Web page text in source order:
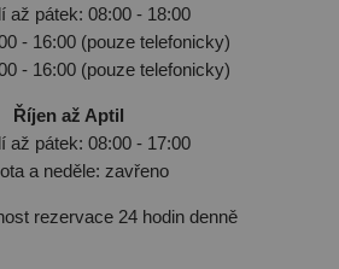
až pátek: 08:00 - 18:00
- 16:00 (pouze telefonicky)
- 16:00 (pouze telefonicky)
Říjen až Aptil
až pátek: 08:00 - 17:00
a neděle: zavřeno
rezervace 24 hodin denně